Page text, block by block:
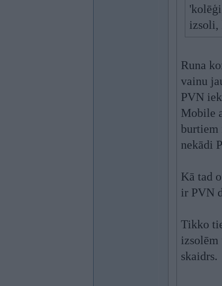
izsoli,
Runa
vainu
PVN
Mobile
burtiem
nekādi
Kā tad
ir PVN
Tikko
izsolēm
skaidrs.